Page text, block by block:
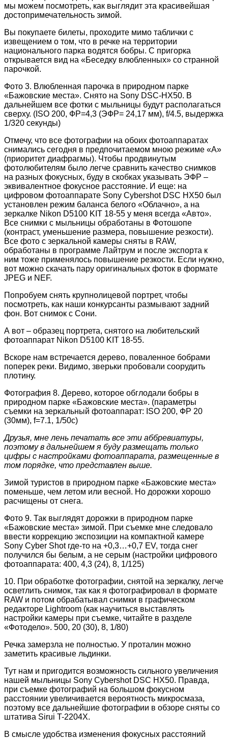
мы можем посмотреть, как выглядит эта красивейшая
достопримечательность зимой.
Вы покупаете билеты, проходите мимо таблички с
извещением о том, что в речке на территории
национального парка водятся бобры. С пригорка
открывается вид на «Беседку влюбленных» со странной
парочкой.
Фото 3. Влюбленная парочка в природном парке
«Бажовские места». Снято на Sony DSC-HX50. В
дальнейшем все фотки с мыльницы будут располагаться
сверху. (ISO 200, ФР=4,3 (ЭФР= 24,17 мм), f/4.5, выдержка
1/320 секунды)
Отмечу, что все фотографии на обоих фотоаппаратах
снимались сегодня в предпочитаемом мною режиме «А»
(приоритет диафрагмы). Чтобы продвинутым
фотолюбителям было легче сравнить качество снимков
на разных фокусных, буду в скобках указывать ЭФР –
эквивалентное фокусное расстояние. И еще: на
цифровом фотоаппарате Sony Cybershot DSC HX50 был
установлен режим баланса белого «Облачно», а на
зеркалке Nikon D5100 KIT 18-55 у меня всегда «Авто».
Все снимки с мыльницы обработаны в Фотошопе
(контраст, уменьшение размера, повышение резкости).
Все фото с зеркальной камеры сняты в RAW,
обработаны в программе Лайтрум и после экспорта к
ним тоже применялось повышение резкости. Если нужно,
вот можно скачать пару оригинальных фоток в формате
JPEG и NEF.
Попробуем снять крупнолицевой портрет, чтобы
посмотреть, как наши конкурсанты размывают задний
фон. Вот снимок с Сони.
А вот – образец портрета, снятого на любительский
фотоаппарат Nikon D5100 KIT 18-55.
Вскоре нам встречается дерево, поваленное бобрами
поперек реки. Видимо, зверьки пробовали соорудить
плотину.
Фотография 8. Дерево, которое обглодали бобры в
природном парке «Бажовские места». (параметры
съемки на зеркальный фотоаппарат: ISO 200, ФР 20
(30мм), f=7.1, 1/50c)
Друзья, мне лень печатать все эти аббревиатуры,
поэтому в дальнейшем я буду размещать только
цифры с настройками фотоаппарата, размещенные в
том порядке, что представлен выше.
Зимой туристов в природном парке «Бажовские места»
поменьше, чем летом или весной. Но дорожки хорошо
расчищены от снега.
Фото 9. Так выглядят дорожки в природном парке
«Бажовские места» зимой. При съемке мне следовало
ввести коррекцию экспозиции на компактной камере
Sony Cyber Shot где-то на +0,3…+0,7 EV, тогда снег
получился бы белым, а не серым (настройки цифрового
фотоаппарата: 400, 4,3 (24), 8, 1/125)
10. При обработке фотографии, снятой на зеркалку, легче
осветлить снимок, так как я фотографировал в формате
RAW и потом обрабатывал снимки в графическом
редакторе Lightroom (как научиться выставлять
настройки камеры при съемке, читайте в разделе
«Фотодело». 500, 20 (30), 8, 1/80)
Речка замерзла не полностью. У проталин можно
заметить красивые льдинки.
Тут нам и пригодится возможность сильного увеличения
нашей мыльницы Sony Cybershot DSC HX50. Правда,
при съемке фотографий на большом фокусном
расстоянии увеличивается вероятность микросмаза,
поэтому все дальнейшие фотографии в обзоре сняты со
штатива Sirui T-2204X.
В смысле удобства изменения фокусных расстояний